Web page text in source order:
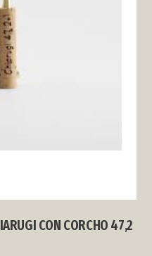
CON CORCHO 47,2